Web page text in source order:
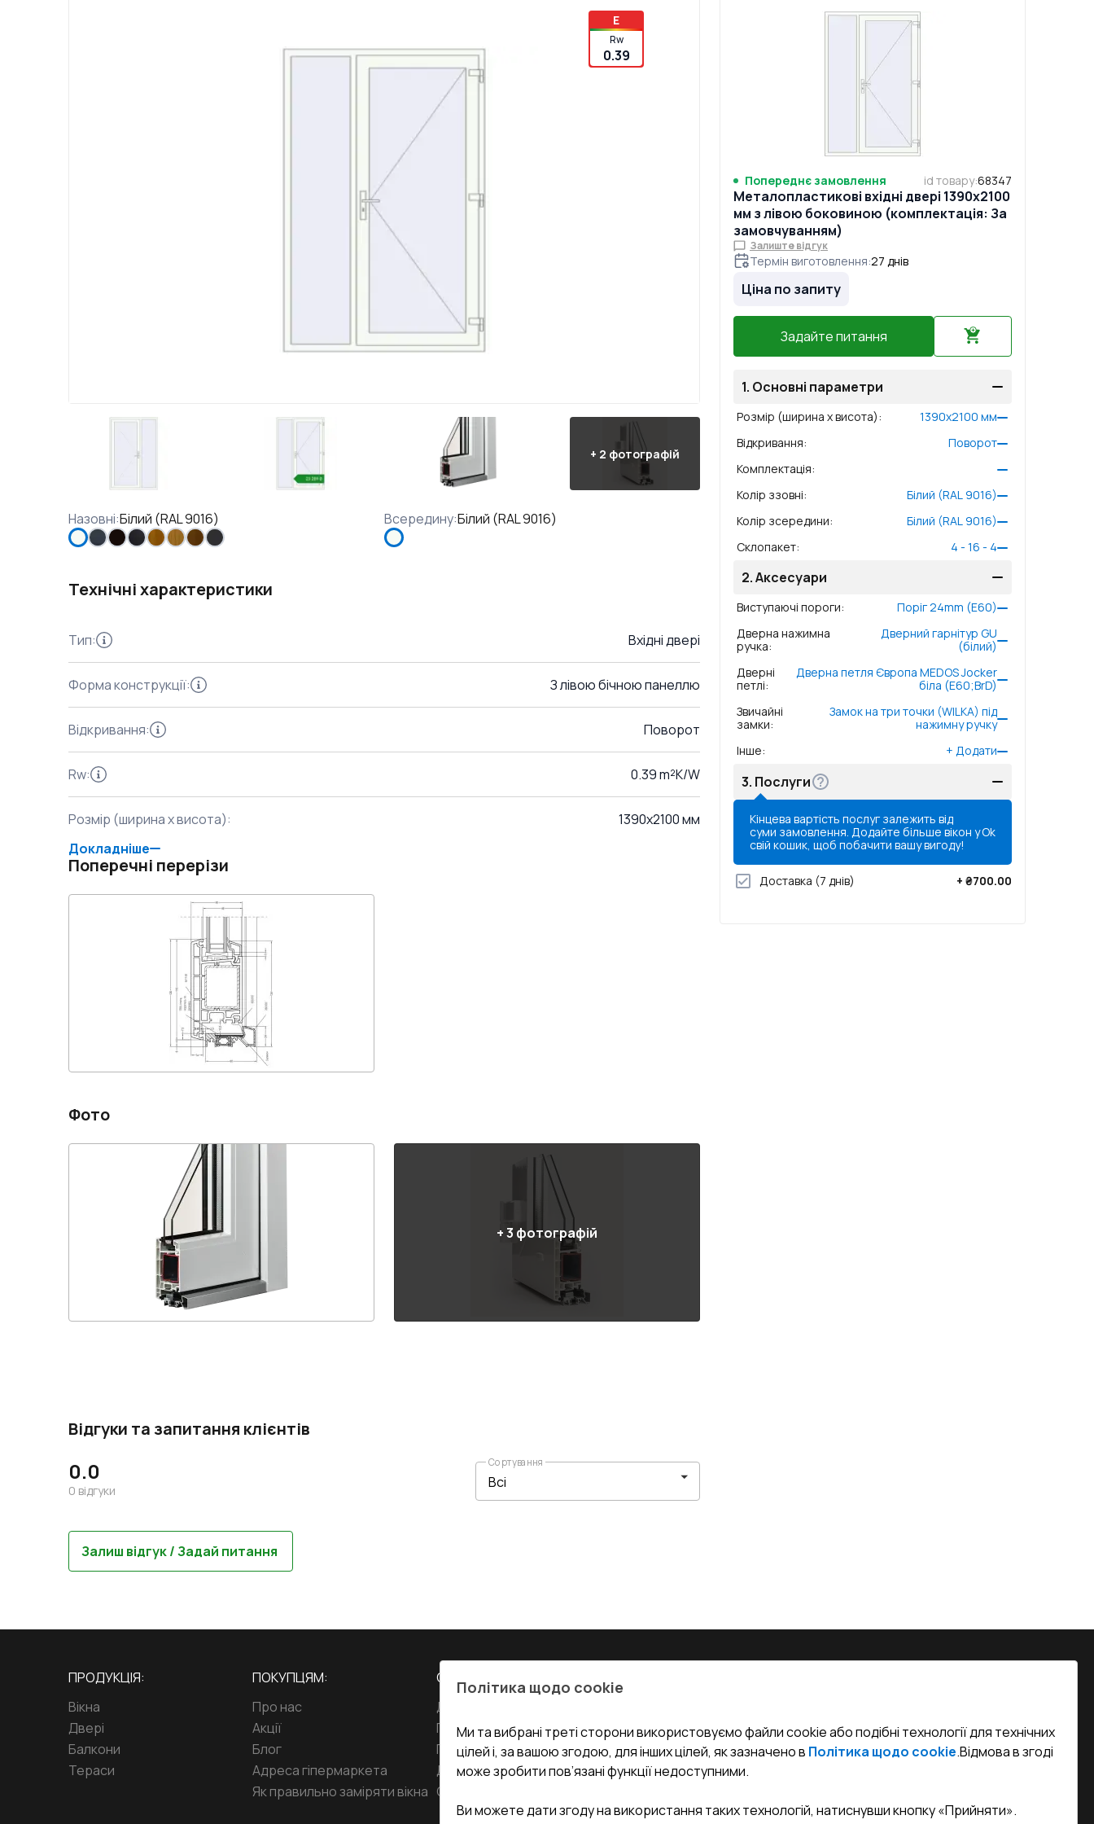
E
Rw
0.39
+ 2 фотографій
Назовні:Білий (RAL 9016) Всередину:Білий (RAL 9016)
Технічні характеристики
Тип: Вхідні двері
Форма конструкції: З лівою бічною панеллю
Відкривання: Поворот
Rw: 0.39 m²K/W
Розмір (ширина x висота):
1390x2100 мм
Докладніше
Поперечні перерізи
Фото
+3 фотографій
Відгуки та запитання клієнтів
0.0
0 відгуки
Сортування
Залиш відгук / Задай питання
Попереднє замовлення id товару:68347
Металопластикові вхідні двері 1390x2100
мм з лівою боковиною (комплектація: За
замовчуванням)
Залиште відгук
Термін виготовлення:27 днів
Ціна по запиту
Задайте питання
1. Основні параметри
Розмір (ширина x висота): 1390x2100 мм
Відкривання:
Поворот
Комплектація:
Колір ззовні:
Білий (RAL 9016)
Колір зсередини:
Білий (RAL 9016)
Склопакет: 4 - 16 - 4
2.Аксесуари
Виступаючі пороги:
Поріг 24mm (E60)
Дверна нажимна
ручка:
Дверний гарнітур GU
(білий)
Дверні
петлі:
Дверна петля Європа MEDOS Jocker
біла (E60;BrD)
Звичайні
замки:
Замок на три точки (WILKA) під
нажимну ручку
Інше: + Додати
3. Послуги
Кінцева вартість послуг залежить від
суми замовлення. Додайте більше вікон у
свій кошик, щоб побачити вашу вигоду!
Ok
Доставка (7 днів) + ₴700.00
ПРОДУКЦІЯ:
Вікна
Двері
Балкони
Тераси
ПОКУПЦЯМ:
Про нас
Акції
Блог
Адреса гіпермаркета
Як правильно заміряти вікна
СЕРВІС ТА ОБЛУГОВУВАННЯ:
Доставка і Оплата
Гарантія та Сервіс
Повернення товару
Договір публічної оферти
Співпраця з нами
undefined(undefined)
i.mgr3@korsa.ua
Політика щодо cookie
Ми та вибрані треті сторони використовуємо файли cookie або подібні технології для технічних
цілей і, за вашою згодою, для інших цілей, як зазначено в Політика щодо cookie.Відмова в згоді
може зробити пов’язані функції недоступними.
Ви можете дати згоду на використання таких технологій, натиснувши кнопку «Прийняти».